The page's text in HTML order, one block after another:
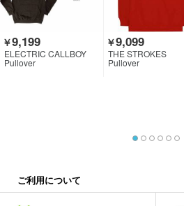
￥9,199
ELECTRIC CALLBOY
Pullover
￥9,099
THE STROKES
Pullover
ご利用について